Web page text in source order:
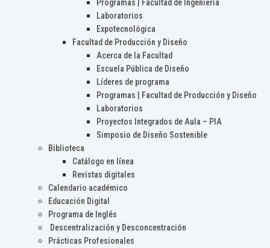
Programas | Facultad de Ingeniería
Laboratorios
Expotecnológica
Facultad de Producción y Diseño
Acerca de la Facultad
Escuela Pública de Diseño
Líderes de programa
Programas | Facultad de Producción y Diseño
Laboratorios
Proyectos Integrados de Aula – PIA
Simposio de Diseño Sostenible
Biblioteca
Catálogo en línea
Revistas digitales
Calendario académico
Educación Digital
Programa de Inglés
Descentralización y Desconcentración
Prácticas Profesionales